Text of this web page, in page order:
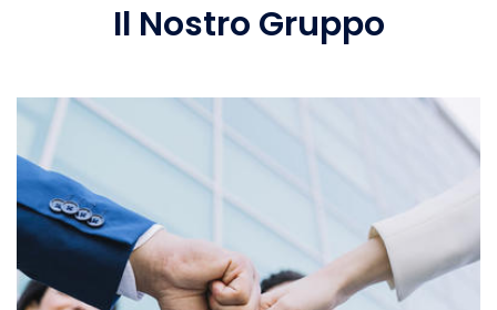
Il Nostro Gruppo